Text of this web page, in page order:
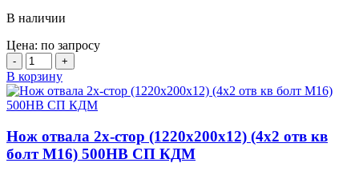
В наличии
Цена: по запросу
Количество
товара
Нож
отвала
(980х254х20)
(7
В корзину
Нож отвала 2х-стор (1220х200х12) (4х2 отв кв
болт М16) 500HB СП КДМ